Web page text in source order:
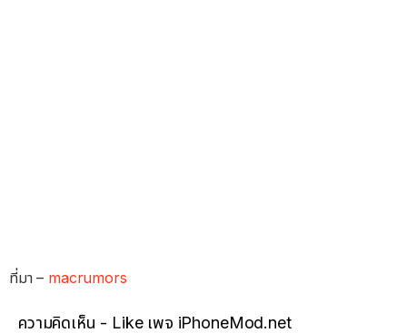
ที่มา – macrumors
ความคิดเห็น - Like เพจ iPhoneMod.net